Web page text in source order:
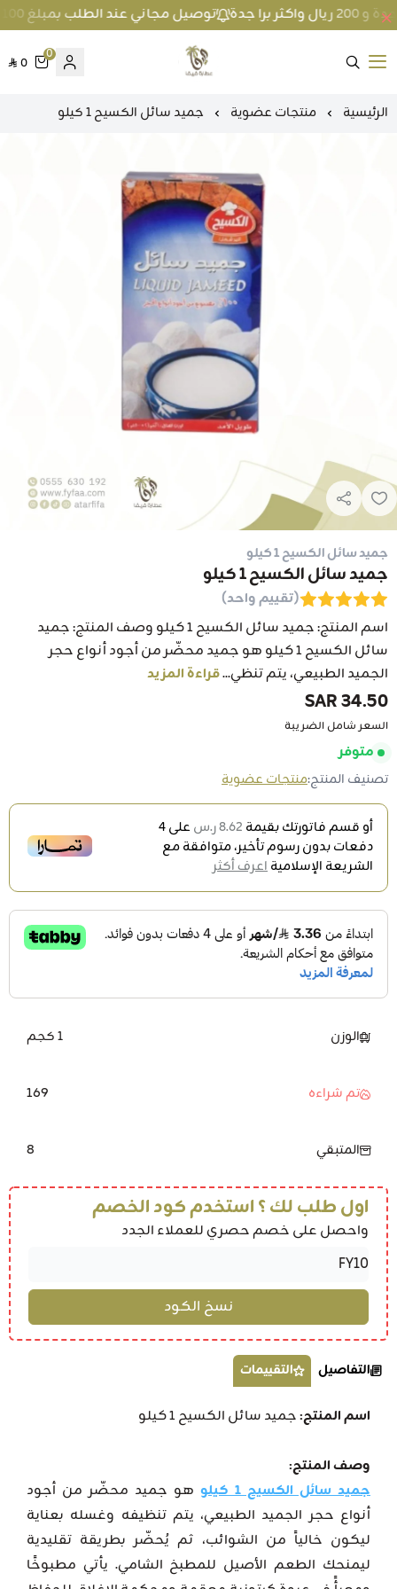
توصيل مجاني عند الطلب بمبلغ 100 ريال واكثر داخل جدة و 200 ريال واكثر برا جدة
متجر عطارة فيفا
0
0
الرئيسية منتجات عضوية جميد سائل الكسيح 1 كيلو
جميد سائل الكسيح 1 كيلو
جميد سائل الكسيح 1 كيلو
(تقييم واحد)
اسم المنتج: جميد سائل الكسيح 1 كيلو وصف المنتج: جميد
سائل الكسيح 1 كيلو هو جميد محضّر من أجود أنواع حجر
الجميد الطبيعي، يتم تنظي...قراءة المزيد
34.50 SAR
السعر شامل الضريبة
متوفر
تصنيف المنتج:منتجات عضوية
أو قسم فاتورتك بقيمة 8.62 ر.س على4
دفعات بدون رسوم تأخير، متوافقة مع
الشريعة الإسلاميةاعرف أكثر
الوزن 1 كجم
تم شراءه 169
المتبقي 8
اول طلب لك ؟ استخدم كود الخصم
واحصل على خصم حصري للعملاء الجدد
التفاصيل التقييمات
اسم المنتج:جميد سائل الكسيح 1 كيلو
وصف المنتج:
جميد سائل الكسيح 1 كيلو
هو جميد محضّر من أجود
أنواع حجر الجميد الطبيعي، يتم تنظيفه وغسله بعناية
ليكون خالياً من الشوائب، ثم يُحضّر بطريقة تقليدية
ليمنحك الطعم الأصيل للمطبخ الشامي. يأتي مطبوخًا